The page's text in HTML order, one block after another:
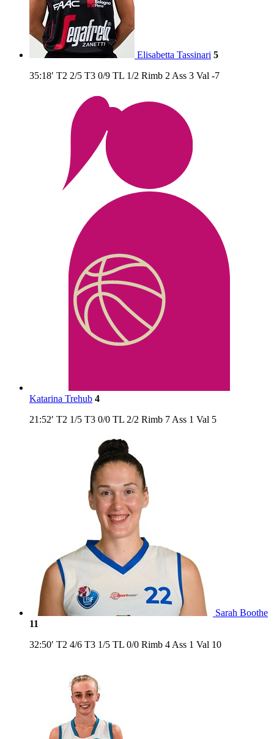
Elisabetta Tassinari 5
35:18′ T2 2/5 T3 0/9 TL 1/2 Rimb 2 Ass 3 Val -7
Katarina Trehub 4
21:52′ T2 1/5 T3 0/0 TL 2/2 Rimb 7 Ass 1 Val 5
Sarah Boothe
11
32:50′ T2 4/6 T3 1/5 TL 0/0 Rimb 4 Ass 1 Val 10